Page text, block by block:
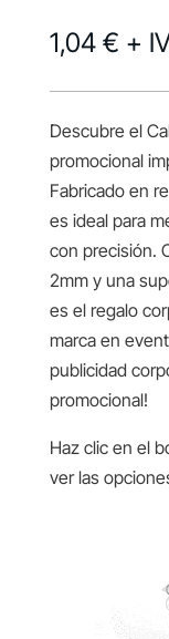
1,04 € +
Descubre el
promocional
Fabricado en
es ideal para
con precisión.
2mm y una
es el regalo
marca en
publicidad
promocional!
Haz clic en el
ver las